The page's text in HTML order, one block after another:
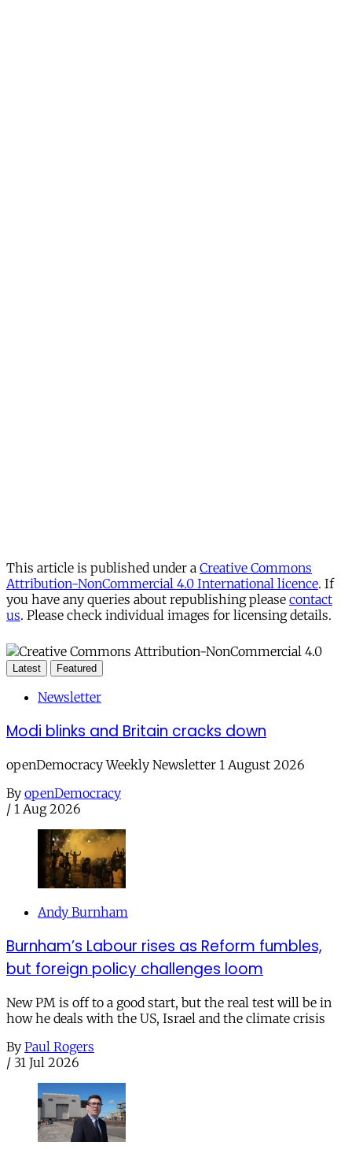
This article is published under a Creative Commons
Attribution-NonCommercial 4.0 International licence. If
you have any queries about republishing please contact
us. Please check individual images for licensing details.
Latest Featured
Newsletter
Modi blinks and Britain cracks down
openDemocracy Weekly Newsletter 1 August 2026
By openDemocracy
/ 1 Aug 2026
Andy Burnham
Burnham’s Labour rises as Reform fumbles,
but foreign policy challenges loom
New PM is off to a good start, but the real test will be in
how he deals with the US, Israel and the climate crisis
By Paul Rogers
/ 31 Jul 2026